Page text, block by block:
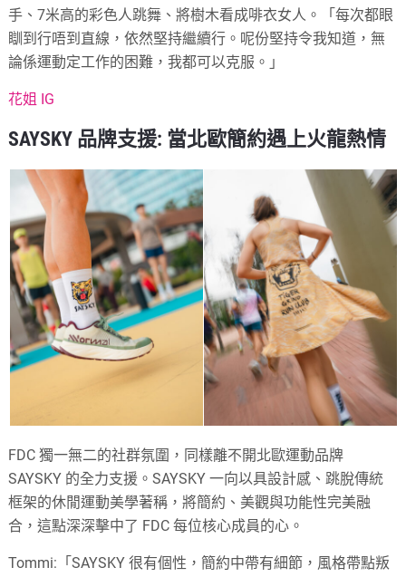
手、7米高的彩色人跳舞、將樹木看成啡衣女人。「每次都眼
瞓到行唔到直線，依然堅持繼續行。呢份堅持令我知道，無
論係運動定工作的困難，我都可以克服。」
花姐 IG
SAYSKY 品牌支援: 當北歐簡約遇上火龍熱情
FDC 獨一無二的社群氛圍，同樣離不開北歐運動品牌
SAYSKY 的全力支援。SAYSKY 一向以具設計感、跳脫傳統
框架的休閒運動美學著稱，將簡約、美觀與功能性完美融
合，這點深深擊中了 FDC 每位核心成員的心。
Tommi:「SAYSKY 很有個性，簡約中帶有細節，風格帶點叛